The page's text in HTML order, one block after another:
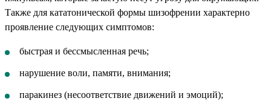
Также для кататонической формы шизофрении характерно
проявление следующих симптомов:
быстрая и бессмысленная речь;
нарушение воли, памяти, внимания;
паракинез (несоответствие движений и эмоций);